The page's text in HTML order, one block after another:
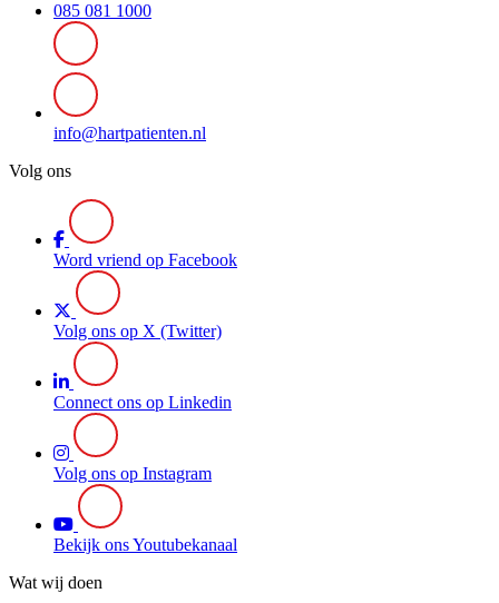
085 081 1000
info@hartpatienten.nl
Volg ons
Word vriend op Facebook
Volg ons op X (Twitter)
Connect ons op Linkedin
Volg ons op Instagram
Bekijk ons Youtubekanaal
Wat wij doen